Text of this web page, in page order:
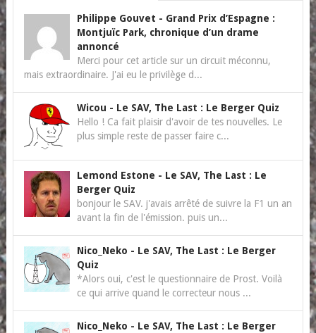
Philippe Gouvet - Grand Prix d’Espagne :
Montjuïc Park, chronique d’un drame
annoncé
Merci pour cet article sur un circuit méconnu,
mais extraordinaire. J'ai eu le privilège d...
Wicou - Le SAV, The Last : Le Berger Quiz
Hello ! Ca fait plaisir d'avoir de tes nouvelles. Le
plus simple reste de passer faire c...
Lemond Estone - Le SAV, The Last : Le
Berger Quiz
bonjour le SAV. j'avais arrêté de suivre la F1 un an
avant la fin de l'émission. puis un...
Nico_Neko - Le SAV, The Last : Le Berger
Quiz
*Alors oui, c'est le questionnaire de Prost. Voilà
ce qui arrive quand le correcteur nous ...
Nico_Neko - Le SAV, The Last : Le Berger